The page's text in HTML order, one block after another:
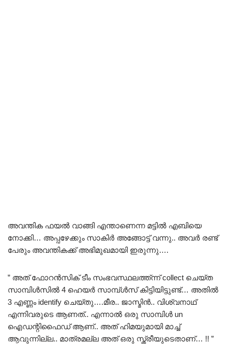
അവന്തിക ഫയൽ വാങ്ങി എന്താണെന്ന മട്ടിൽ എബിയെ
നോക്കി… അപ്പഴേക്കും സാകിർ അങ്ങോട്ട് വന്നു.. അവർ രണ്ട്
പേരും അവന്തികക്ക് അഭിമുഖമായി ഇരുന്നു….
” അത് ഫോറൻസിക് ടീം സംഭവസ്ഥലത്ത്ന്ന് collect ചെയ്ത
സാമ്പിൾസിൽ 4 ഹെയർ സാമ്പ്ൾസ് കിട്ടിയിട്ടുണ്ട്… അതിൽ
3 എണ്ണം identify ചെയ്തു….മീര.. ജാസ്മിൻ.. വിശ്വനാഥ്
എന്നിവരുടെ ആണത്.. എന്നാൽ ഒരു സാമ്പിൾ un
ഐഡന്റിഫൈഡ് ആണ്.. അത് ഹിമയുമായി മാച്ച്
ആവുന്നില്ല.. മാത്രമല്ല അത് ഒരു സ്ത്രീയുടെതാണ്… !! ”